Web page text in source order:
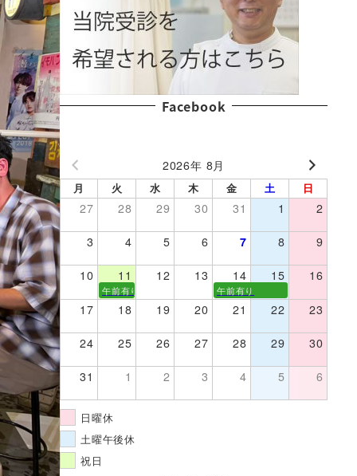
Facebook
2026年 8月
月 火 水 木 金 土 日
27 28 29 30 31 1 2
3 4 5 6 7 8 9
10 11 12 13 14 15 16
午前有り 午前有り
17 18 19 20 21 22 23
24 25 26 27 28 29 30
31 1 2 3 4 5 6
日曜休
土曜午後休
祝日